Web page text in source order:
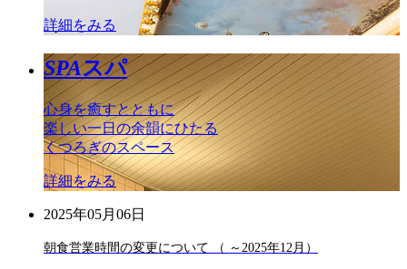
詳細をみる
SPAスパ
心身を癒すとともに
楽しい一日の余韻にひたる
くつろぎのスペース
詳細をみる
2025年05月06日
朝食営業時間の変更について （ ～2025年12月）